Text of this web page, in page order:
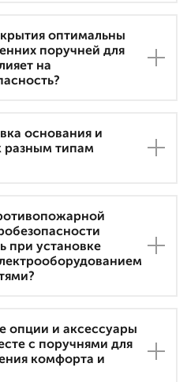
оптимальны
поручней для
на
основания и
разным типам
при установке
опции и аксессуары
с поручнями для
комфорта и